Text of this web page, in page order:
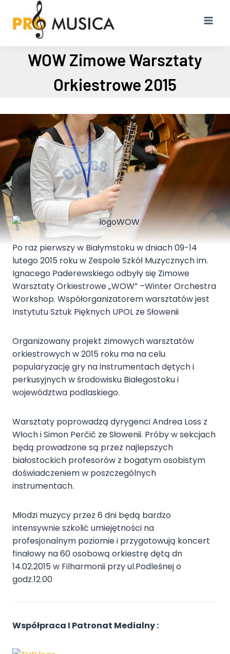
treści
WOW Zimowe Warsztaty
Orkiestrowe 2015
Po raz pierwszy w Białymstoku w dniach 09-14
lutego 2015 roku w Zespole Szkół Muzycznych im.
Ignacego Paderewskiego odbyły się Zimowe
Warsztaty Orkiestrowe „WOW” –Winter Orchestra
Workshop. Współorganizatorem warsztatów jest
Instytutu Sztuk Pięknych UPOL ze Słowenii
Organizowany projekt zimowych warsztatów
orkiestrowych w 2015 roku ma na celu
popularyzację gry na instrumentach dętych i
perkusyjnych w środowisku Białegostoku i
województwa podlaskiego.
Warsztaty poprowadzą dyrygenci Andrea Loss z
Włoch i Simon Perčič ze Słowenii. Próby w sekcjach
będą prowadzone są przez najlepszych
białostockich profesorów z bogatym osobistym
doświadczeniem w poszczególnych
instrumentach.
Młodzi muzycy przez 6 dni będą bardzo
intensywnie szkolić umiejętności na
profesjonalnym poziomie i przygotowują koncert
finałowy na 60 osobową orkiestrę dętą dn
14.02.2015 w Filharmonii przy ul.Podleśnej o
godz.12.00
Współpraca I Patronat Medialny :